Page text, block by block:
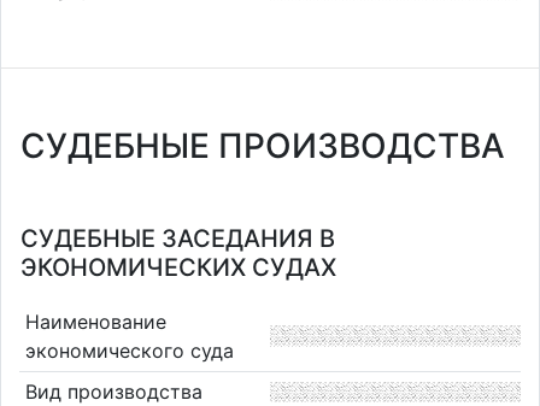
СУДЕБНЫЕ ПРОИЗВОДСТВА
СУДЕБНЫЕ ЗАСЕДАНИЯ В
ЭКОНОМИЧЕСКИХ СУДАХ
Наименование
экономического суда
Вид производства